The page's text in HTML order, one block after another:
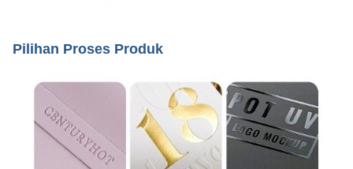
Pilihan Proses Produk